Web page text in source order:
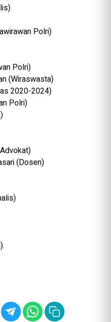
Polri)
Polri)
(Wiraswasta)
2020-2024)
Polri)
(Dosen)